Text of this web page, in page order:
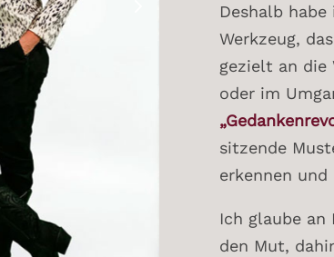
Deshalb habe
Werkzeug,
gezielt an die
oder im
sitzende
erkennen
Ich glaube
den Mut,